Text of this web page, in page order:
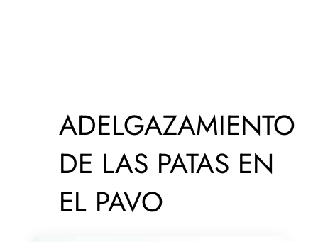
ADELGAZAMIENTO
DE LAS PATAS EN
EL PAVO